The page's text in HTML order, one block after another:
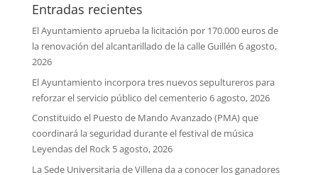
Entradas recientes
El Ayuntamiento aprueba la licitación por 170.000 euros de
la renovación del alcantarillado de la calle Guillén 6 agosto,
2026
El Ayuntamiento incorpora tres nuevos sepultureros para
reforzar el servicio público del cementerio 6 agosto, 2026
Constituido el Puesto de Mando Avanzado (PMA) que
coordinará la seguridad durante el festival de música
Leyendas del Rock 5 agosto, 2026
La Sede Universitaria de Villena da a conocer los ganadores